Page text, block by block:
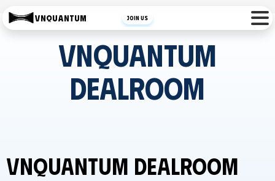
VNQUANTUM Join Us
VNQuantum
Dealroom
VNQuantum Dealroom